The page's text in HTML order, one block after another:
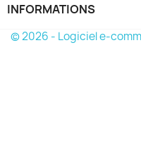
INFORMATIONS
© 2026 - Logiciel e-